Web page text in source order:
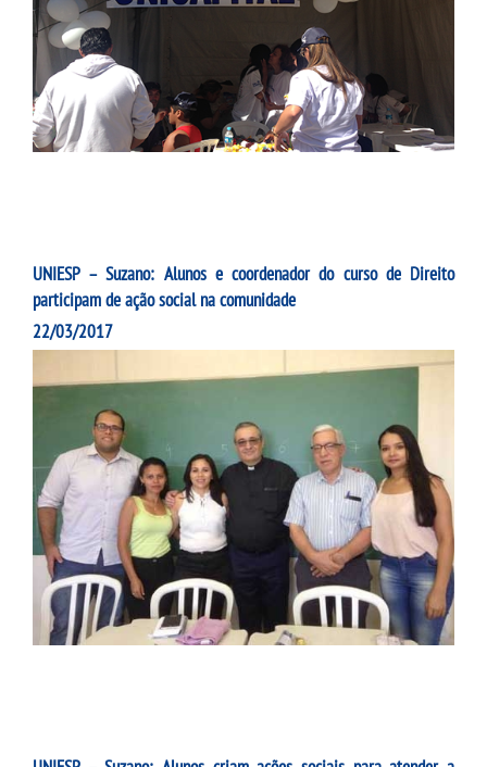
NOTÍCIA
CENTRO DE LÍNGUAS
UNIESP – Suzano: Alunos e coordenador do curso de Direito
participam de ação social na comunidade
22/03/2017